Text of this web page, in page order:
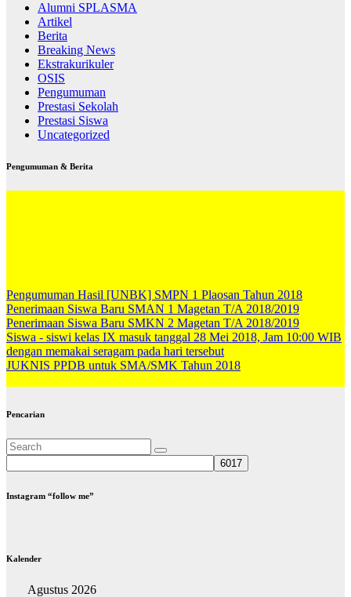
Alumni SPLASMA
Artikel
Berita
Breaking News
Ekstrakurikuler
OSIS
Pengumuman
Prestasi Sekolah
Prestasi Siswa
Uncategorized
Pengumuman & Berita
Pengumuman Hasil [UNBK] SMPN 1 Plaosan Tahun 2018
Penerimaan Siswa Baru SMAN 1 Magetan T/A 2018/2019
Penerimaan Siswa Baru SMKN 2 Magetan T/A 2018/2019
Siswa - siswi kelas IX masuk tanggal 28 Mei 2018, Jam 10:00 WIB
dengan memakai seragam pada hari tersebut
JUKNIS PPDB untuk SMA/SMK Tahun 2018
Pencarian
Instagram “follow me”
Kalender
Agustus 2026